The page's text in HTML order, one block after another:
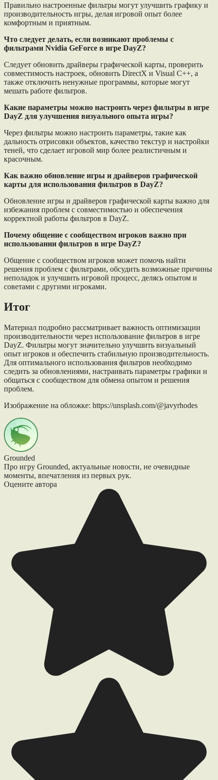
Правильно настроенные фильтры могут улучшить графику и
производительность игры, делая игровой опыт более
комфортным и приятным.
Что следует делать, если возникают проблемы с
фильтрами Nvidia GeForce в игре DayZ?
Следует обновить драйверы графической карты, проверить
совместимость настроек, обновить DirectX и Visual C++, а
также отключить ненужные программы, которые могут
мешать работе фильтров.
Какие параметры можно настроить через фильтры в игре
DayZ для улучшения визуального опыта игры?
Через фильтры можно настроить параметры, такие как
дальность отрисовки объектов, качество текстур и настройки
теней, что сделает игровой мир более реалистичным и
красочным.
Как важно обновление игры и драйверов графической
карты для использования фильтров в DayZ?
Обновление игры и драйверов графической карты важно для
избежания проблем с совместимостью и обеспечения
корректной работы фильтров в DayZ.
Почему общение с сообществом игроков важно при
использовании фильтров в игре DayZ?
Общение с сообществом игроков может помочь найти
решения проблем с фильтрами, обсудить возможные причины
неполадок и улучшить игровой процесс, делясь опытом и
советами с другими игроками.
Итог
Материал подробно рассматривает важность оптимизации
производительности через использование фильтров в игре
DayZ. Фильтры могут значительно улучшить визуальный
опыт игроков и обеспечить стабильную производительность.
Для оптимального использования фильтров необходимо
следить за обновлениями, настраивать параметры графики и
общаться с сообществом для обмена опытом и решения
проблем.
Изображение на обложке: https://unsplash.com/@javyrhodes
Grounded
Про игру Grounded, актуальные новости, не очевидные
моменты, впечатления из первых рук.
Оцените автора